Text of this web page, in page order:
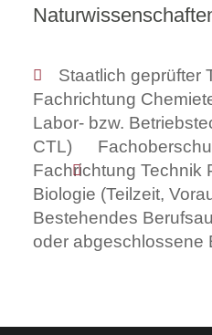
Staatlich geprüfter
Fachrichtung
Labor- bzw.
CTL)
Fachrichtung Technik
Biologie (Teilzeit,
Bestehendes
oder abgeschlossene